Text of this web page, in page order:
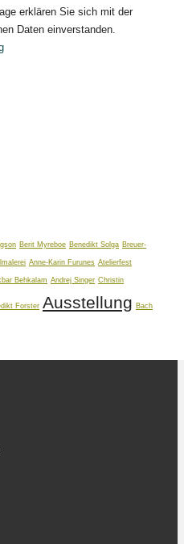
erklären Sie sich mit der
Daten einverstanden.
Berit Myreboe Benedikt Solga Breuer-
Anne-Karin Furunes Atelierfest
Behkalam Andrej Singer Christin
Forster Ausstellung Bach